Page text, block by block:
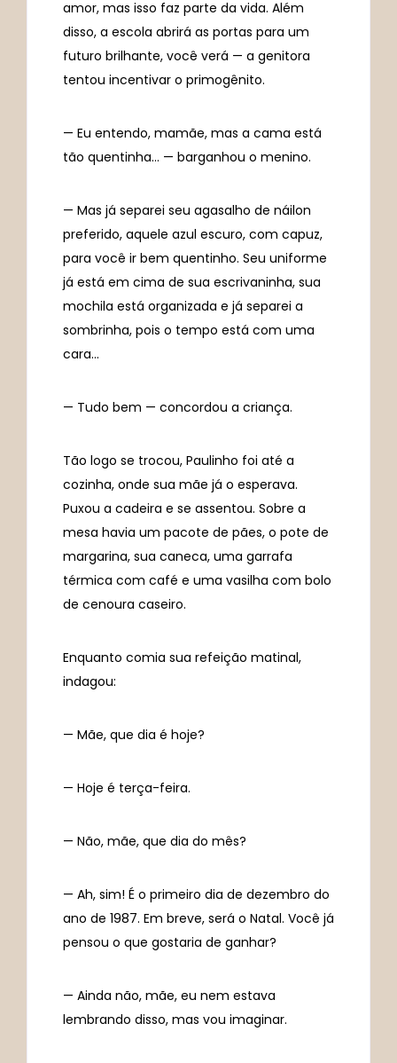
amor, mas isso faz parte da vida. Além
disso, a escola abrirá as portas para um
futuro brilhante, você verá — a genitora
tentou incentivar o primogênito.
— Eu entendo, mamãe, mas a cama está
tão quentinha… — barganhou o menino.
— Mas já separei seu agasalho de náilon
preferido, aquele azul escuro, com capuz,
para você ir bem quentinho. Seu uniforme
já está em cima de sua escrivaninha, sua
mochila está organizada e já separei a
sombrinha, pois o tempo está com uma
cara…
— Tudo bem — concordou a criança.
Tão logo se trocou, Paulinho foi até a
cozinha, onde sua mãe já o esperava.
Puxou a cadeira e se assentou. Sobre a
mesa havia um pacote de pães, o pote de
margarina, sua caneca, uma garrafa
térmica com café e uma vasilha com bolo
de cenoura caseiro.
Enquanto comia sua refeição matinal,
indagou:
— Mãe, que dia é hoje?
— Hoje é terça-feira.
— Não, mãe, que dia do mês?
— Ah, sim! É o primeiro dia de dezembro do
ano de 1987. Em breve, será o Natal. Você já
pensou o que gostaria de ganhar?
— Ainda não, mãe, eu nem estava
lembrando disso, mas vou imaginar.